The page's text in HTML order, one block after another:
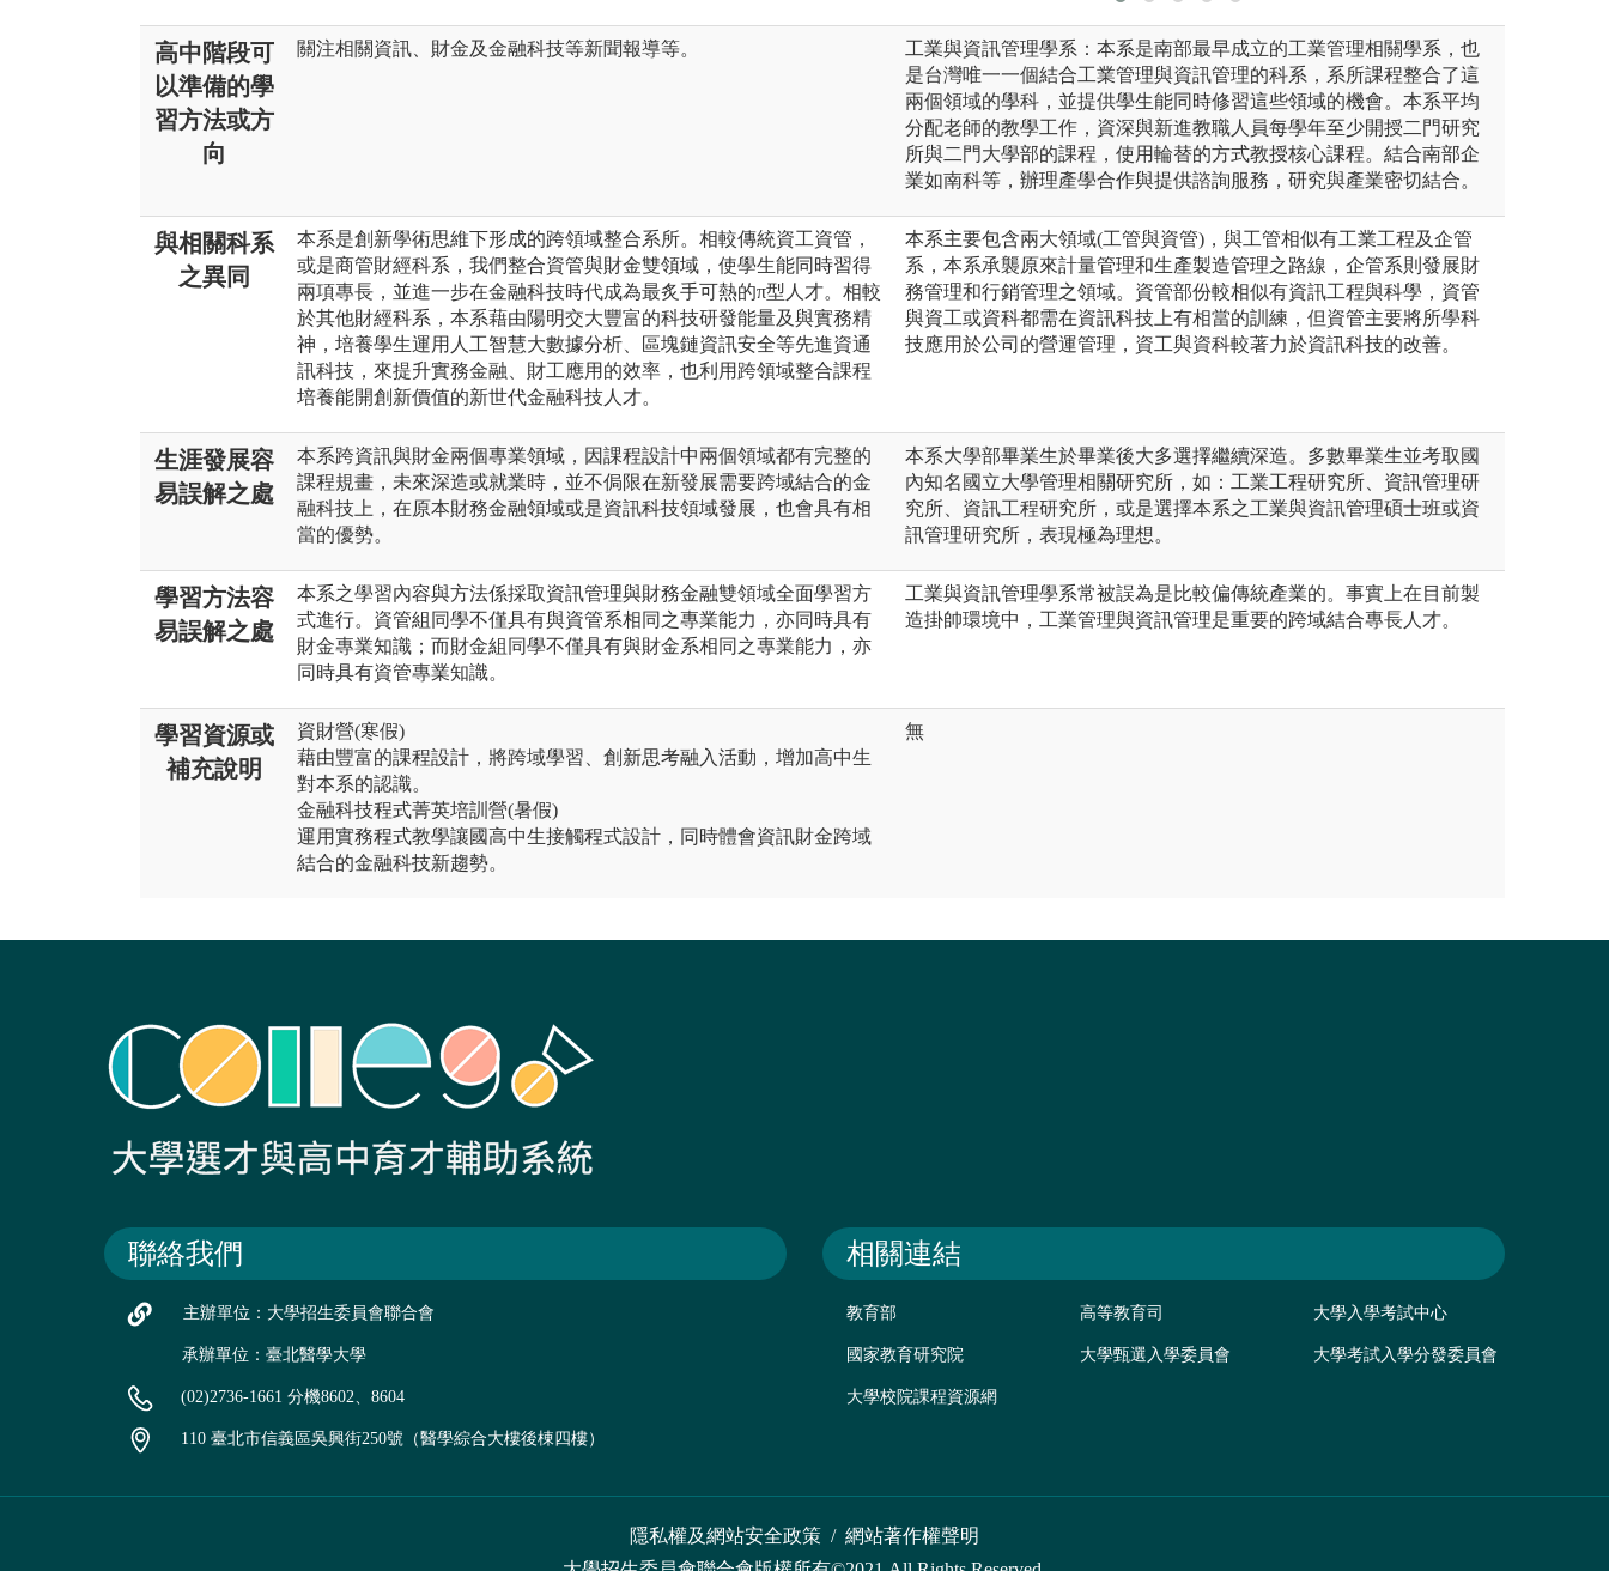
高中階段可
以準備的學
習方法或方
向
關注相關資訊、財金及金融科技等新聞報導等。
工業與資訊管理學系：本系是南部最早成立的工業管理相關學系，也
是台灣唯一一個結合工業管理與資訊管理的科系，系所課程整合了這
兩個領域的學科，並提供學生能同時修習這些領域的機會。本系平均
分配老師的教學工作，資深與新進教職人員每學年至少開授二門研究
所與二門大學部的課程，使用輪替的方式教授核心課程。結合南部企
業如南科等，辦理產學合作與提供諮詢服務，研究與產業密切結合。
與相關科系
之異同
本系是創新學術思維下形成的跨領域整合系所。相較傳統資工資管，
或是商管財經科系，我們整合資管與財金雙領域，使學生能同時習得
兩項專長，並進一步在金融科技時代成為最炙手可熱的π型人才。相較
於其他財經科系，本系藉由陽明交大豐富的科技研發能量及與實務精
神，培養學生運用人工智慧大數據分析、區塊鏈資訊安全等先進資通
訊科技，來提升實務金融、財工應用的效率，也利用跨領域整合課程
培養能開創新價值的新世代金融科技人才。
本系主要包含兩大領域(工管與資管)，與工管相似有工業工程及企管
系，本系承襲原來計量管理和生產製造管理之路線，企管系則發展財
務管理和行銷管理之領域。資管部份較相似有資訊工程與科學，資管
與資工或資科都需在資訊科技上有相當的訓練，但資管主要將所學科
技應用於公司的營運管理，資工與資科較著力於資訊科技的改善。
生涯發展容
易誤解之處
本系跨資訊與財金兩個專業領域，因課程設計中兩個領域都有完整的
課程規畫，未來深造或就業時，並不侷限在新發展需要跨域結合的金
融科技上，在原本財務金融領域或是資訊科技領域發展，也會具有相
當的優勢。
本系大學部畢業生於畢業後大多選擇繼續深造。多數畢業生並考取國
內知名國立大學管理相關研究所，如：工業工程研究所、資訊管理研
究所、資訊工程研究所，或是選擇本系之工業與資訊管理碩士班或資
訊管理研究所，表現極為理想。
學習方法容
易誤解之處
本系之學習內容與方法係採取資訊管理與財務金融雙領域全面學習方
式進行。資管組同學不僅具有與資管系相同之專業能力，亦同時具有
財金專業知識；而財金組同學不僅具有與財金系相同之專業能力，亦
同時具有資管專業知識。
工業與資訊管理學系常被誤為是比較偏傳統產業的。事實上在目前製
造掛帥環境中，工業管理與資訊管理是重要的跨域結合專長人才。
學習資源或
補充說明
資財營(寒假)
藉由豐富的課程設計，將跨域學習、創新思考融入活動，增加高中生
對本系的認識。
金融科技程式菁英培訓營(暑假)
運用實務程式教學讓國高中生接觸程式設計，同時體會資訊財金跨域
結合的金融科技新趨勢。
無
聯絡我們
主辦單位：大學招生委員會聯合會
承辦單位：臺北醫學大學
(02)2736-1661 分機8602、8604
110 臺北市信義區吳興街250號（醫學綜合大樓後棟四樓）
相關連結
教育部 高等教育司 大學入學考試中心
國家教育研究院 大學甄選入學委員會 大學考試入學分發委員會
大學校院課程資源網
隱私權及網站安全政策 / 網站著作權聲明